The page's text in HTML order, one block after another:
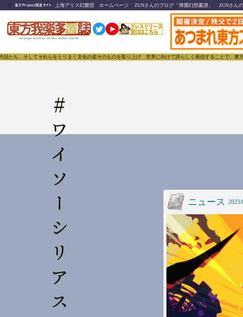
🍺 東方Project関連サイト 上海アリス幻樂団 ホームページ ZUNさんのブログ「博麗幻想書譜」 ZUNさん
そしてそれらをとりまく文化の姿そのものを取り上げ、世界に向けて誇らしく発信することで、東方
#
ワイソーシリアス ニュース 2023/